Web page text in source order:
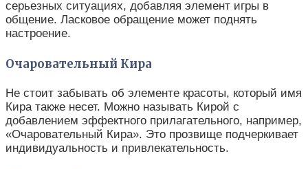
серьезных ситуациях, добавляя элемент игры в
общение. Ласковое обращение может поднять
настроение.
Очаровательный Кира
Не стоит забывать об элементе красоты, который имя
Кира также несет. Можно называть Кирой с
добавлением эффектного прилагательного, например,
«Очаровательный Кира». Это прозвище подчеркивает
индивидуальность и привлекательность.